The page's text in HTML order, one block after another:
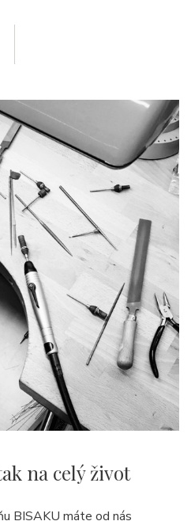
na celý život
BISAKU máte od nás